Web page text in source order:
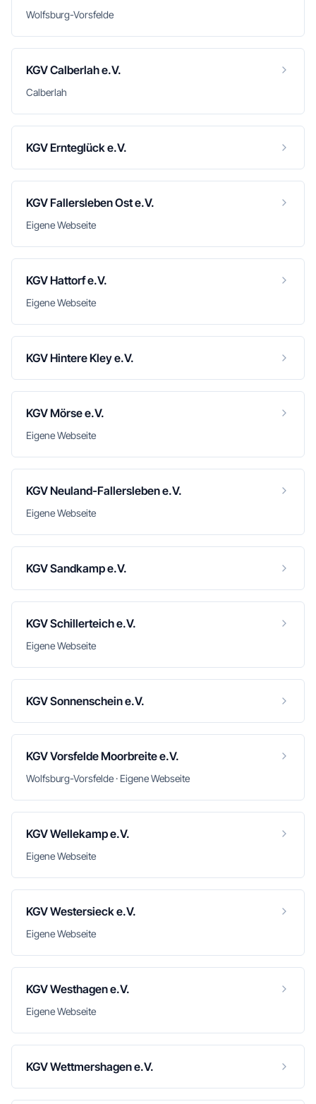
Wolfsburg-Vorsfelde
KGV Calberlah e.V.
Calberlah
KGV Ernteglück e.V.
KGV Fallersleben Ost e.V.
Eigene Webseite
KGV Hattorf e.V.
Eigene Webseite
KGV Hintere Kley e.V.
KGV Mörse e.V.
Eigene Webseite
KGV Neuland-Fallersleben e.V.
Eigene Webseite
KGV Sandkamp e.V.
KGV Schillerteich e.V.
Eigene Webseite
KGV Sonnenschein e.V.
KGV Vorsfelde Moorbreite e.V.
Wolfsburg-Vorsfelde · Eigene Webseite
KGV Wellekamp e.V.
Eigene Webseite
KGV Westersieck e.V.
Eigene Webseite
KGV Westhagen e.V.
Eigene Webseite
KGV Wettmershagen e.V.